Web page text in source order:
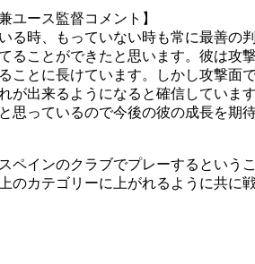
ユース監督コメント】
る時、もっていない時も常に最善の
ることができたと思います。彼は
ことに長けています。しかし攻撃面
が出来るようになると確信してい
思っているので今後の彼の成長を期待
ペインのクラブでプレーするとい
のカテゴリーに上がれるように共に